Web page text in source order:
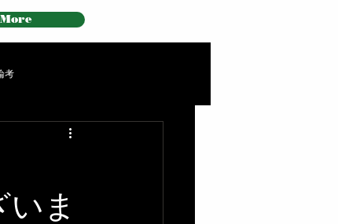
More
考
ま